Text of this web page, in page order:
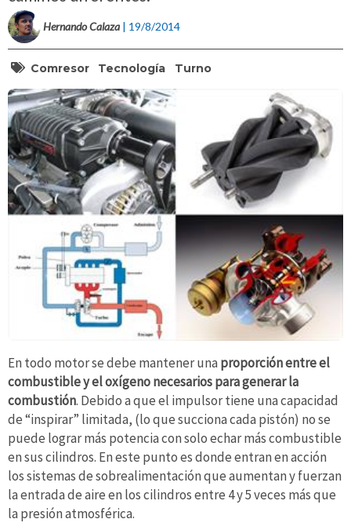
Hernando Calaza | 19/8/2014
Comresor Tecnología Turno
En todo motor se debe mantener una proporción entre el
combustible y el oxígeno necesarios para generar la
combustión. Debido a que el impulsor tiene una capacidad
de “inspirar” limitada, (lo que succiona cada pistón) no se
puede lograr más potencia con solo echar más combustible
en sus cilindros. En este punto es donde entran en acción
los sistemas de sobrealimentación que aumentan y fuerzan
la entrada de aire en los cilindros entre 4 y 5 veces más que
la presión atmosférica.